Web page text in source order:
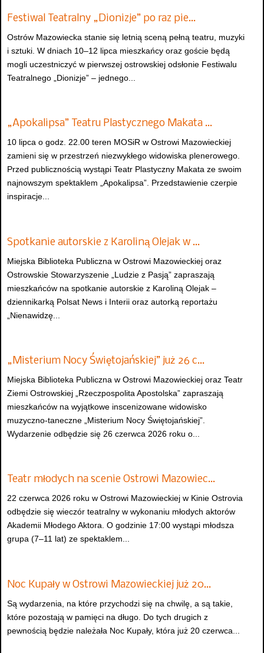
Festiwal Teatralny „Dionizje” po raz pie…
Ostrów Mazowiecka stanie się letnią sceną pełną teatru, muzyki
i sztuki. W dniach 10–12 lipca mieszkańcy oraz goście będą
mogli uczestniczyć w pierwszej ostrowskiej odsłonie Festiwalu
Teatralnego „Dionizje” – jednego...
„Apokalipsa” Teatru Plastycznego Makata …
10 lipca o godz. 22.00 teren MOSiR w Ostrowi Mazowieckiej
zamieni się w przestrzeń niezwykłego widowiska plenerowego.
Przed publicznością wystąpi Teatr Plastyczny Makata ze swoim
najnowszym spektaklem „Apokalipsa”. Przedstawienie czerpie
inspiracje...
Spotkanie autorskie z Karoliną Olejak w …
Miejska Biblioteka Publiczna w Ostrowi Mazowieckiej oraz
Ostrowskie Stowarzyszenie „Ludzie z Pasją” zapraszają
mieszkańców na spotkanie autorskie z Karoliną Olejak –
dziennikarką Polsat News i Interii oraz autorką reportażu
„Nienawidzę...
„Misterium Nocy Świętojańskiej” już 26 c…
Miejska Biblioteka Publiczna w Ostrowi Mazowieckiej oraz Teatr
Ziemi Ostrowskiej „Rzeczpospolita Apostolska” zapraszają
mieszkańców na wyjątkowe inscenizowane widowisko
muzyczno-taneczne „Misterium Nocy Świętojańskiej”.
Wydarzenie odbędzie się 26 czerwca 2026 roku o...
Teatr młodych na scenie Ostrowi Mazowiec…
22 czerwca 2026 roku w Ostrowi Mazowieckiej w Kinie Ostrovia
odbędzie się wieczór teatralny w wykonaniu młodych aktorów
Akademii Młodego Aktora. O godzinie 17:00 wystąpi młodsza
grupa (7–11 lat) ze spektaklem...
Noc Kupały w Ostrowi Mazowieckiej już 20…
Są wydarzenia, na które przychodzi się na chwilę, a są takie,
które pozostają w pamięci na długo. Do tych drugich z
pewnością będzie należała Noc Kupały, która już 20 czerwca...